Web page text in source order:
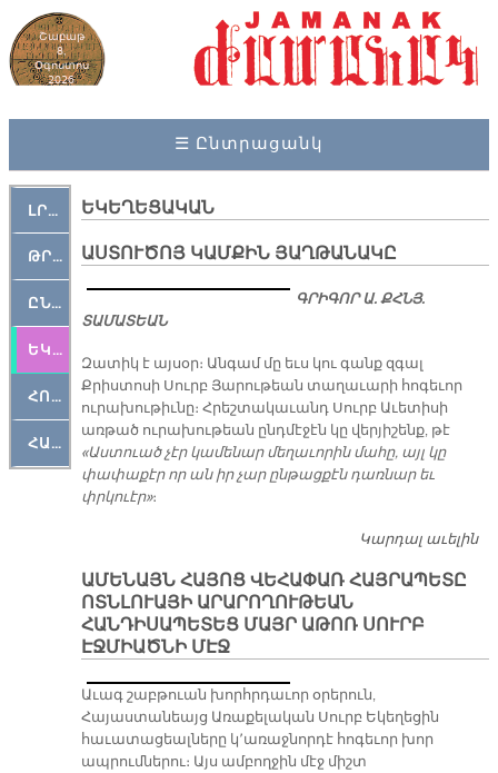
Շաբաթ
8,
Օգոստոս
2026
☰ Ընտրացանկ
ԼՐԱՀՈՍ
ԹՐՔԱՀԱՅ ԿԵԱՆՔ
ԸՆԿԵՐԱՄՇԱԿՈՒԹԱՅԻՆ
ԵԿԵՂԵՑԱԿԱՆ
ՀՈԳԵՄՏԱՒՈՐ
ՀԱՐԹԱԿ
ԵԿԵՂԵՑԱԿԱՆ
ԱՍՏՈՒԾՈՅ ԿԱՄՔԻՆ ՅԱՂԹԱՆԱԿԸ
ԳՐԻԳՈՐ Ա. ՔՀՆՅ.
ՏԱՄԱՏԵԱՆ
Զատիկ է այսօր։ Անգամ մը եւս կու գանք զգալ
Քրիստոսի Սուրբ Յարութեան տաղաւարի հոգեւոր
ուրախութիւնը։ Հրեշտակաւանդ Սուրբ Աւետիսի
առթած ուրախութեան ընդմէջէն կը վերյիշենք, թէ
«Աստուած չէր կամենար մեղաւորին մահը, այլ կը
փափաքէր որ ան իր չար ընթացքէն դառնար եւ
փրկուէր»։
Կարդալ աւելին
ԱՄԵՆԱՅՆ ՀԱՅՈՑ ՎԵՀԱՓԱՌ ՀԱՅՐԱՊԵՏԸ
ՈՏՆԼՈՒԱՅԻ ԱՐԱՐՈՂՈՒԹԵԱՆ
ՀԱՆԴԻՍԱՊԵՏԵՑ ՄԱՅՐ ԱԹՈՌ ՍՈՒՐԲ
ԷՋՄԻԱԾՆԻ ՄԷՋ
Աւագ շաբթուան խորհրդաւոր օրերուն,
Հայաստանեայց Առաքելական Սուրբ Եկեղեցին
հաւատացեալները կ՚առաջնորդէ հոգեւոր խոր
ապրումներու։ Այս ամբողջին մէջ միշտ